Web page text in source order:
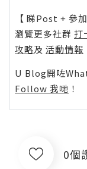
【 睇Post + 參
瀏覽更多社群 打
攻略及 活動情報
U Blog開咗
Follow 我哋 ！
0個